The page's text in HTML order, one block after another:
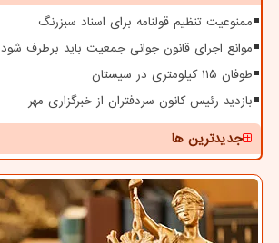
ممنوعیت تنظیم قولنامه برای اسناد سبزرنگ
موانع اجرای قانون جوانی جمعیت باید برطرف شود
طوفان ۱۱۵ کیلومتری در سیستان
بازدید رئیس کانون سردفتران از خبرگزاری مهر
جدیدترین ها